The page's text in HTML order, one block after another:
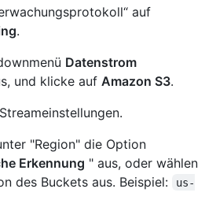
auf
.
Datenstrom
und klicke auf Amazon S3.
"Region" die Option
Erkennung " aus, oder wählen
des Buckets aus. Beispiel:
us-